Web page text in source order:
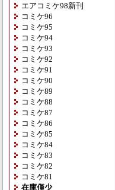
エアコミケ98新刊
コミケ96
コミケ95
コミケ94
コミケ93
コミケ92
コミケ91
コミケ90
コミケ89
コミケ88
コミケ87
コミケ86
コミケ85
コミケ84
コミケ83
コミケ82
コミケ81
在庫僅少